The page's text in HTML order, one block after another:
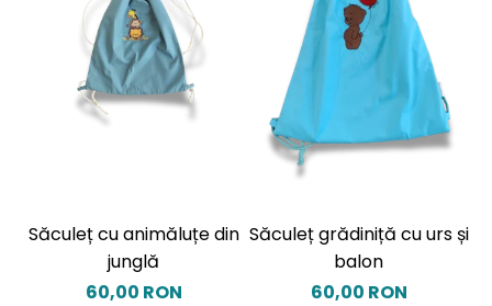
Săculeț cu animăluțe din
junglă
60,00 RON
Săculeț grădiniță cu urs și
balon
60,00 RON